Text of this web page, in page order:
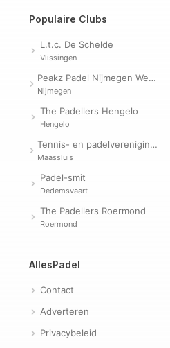
Populaire Clubs
L.t.c. De Schelde
Vlissingen
Peakz Padel Nijmegen Westerpark | Padelclub
Nijmegen
The Padellers Hengelo
Hengelo
Tennis- en padelvereniging Evergreen
Maassluis
Padel-smit
Dedemsvaart
The Padellers Roermond
Roermond
AllesPadel
Contact
Adverteren
Privacybeleid